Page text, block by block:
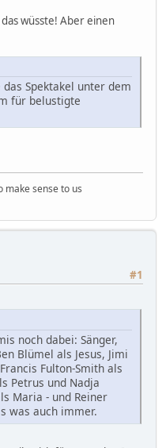
wüsste! Aber einen
Spektakel unter dem
für belustigte
make sense to us
#1
noch dabei: Sänger,
Blümel als Jesus, Jimi
Fulton-Smith als
Petrus und Nadja
Maria - und Reiner
was auch immer.